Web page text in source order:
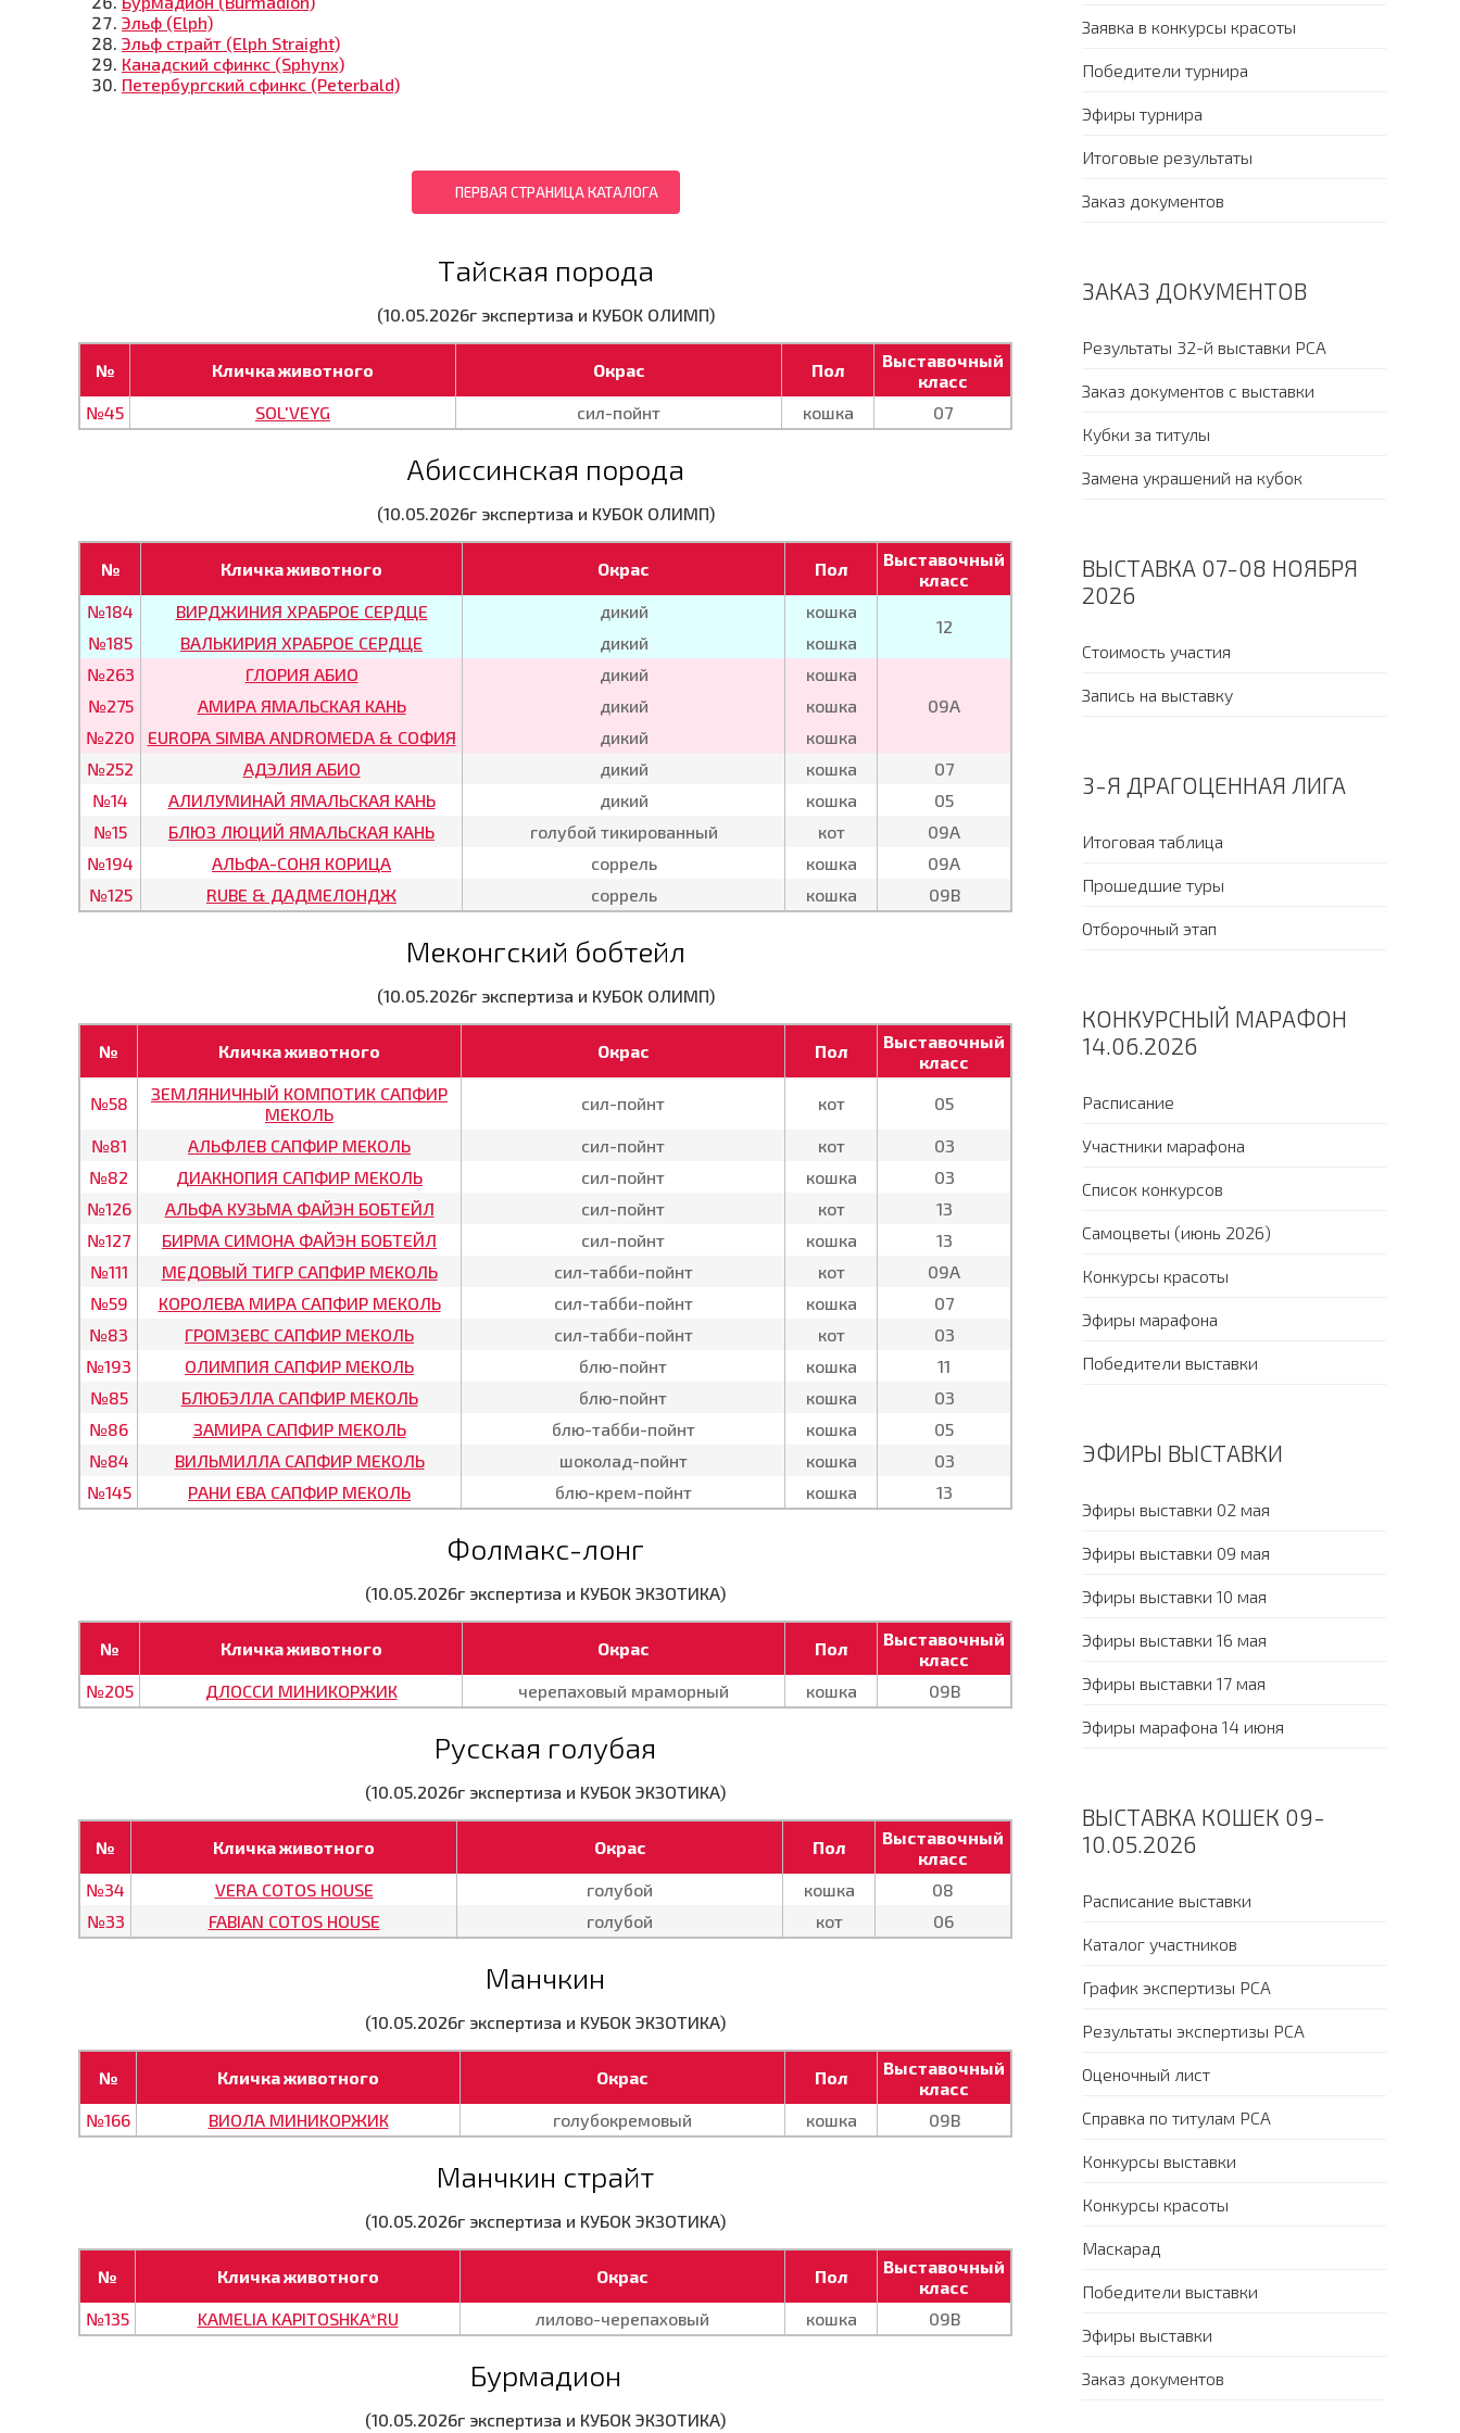
Эльф (Elph)
Эльф страйт (Elph Straight)
Канадский сфинкс (Sphynx)
Петербургский сфинкс (Peterbald)
ПЕРВАЯ СТРАНИЦА КАТАЛОГА
Тайская порода
(10.05.2026г экспертиза и КУБОК ОЛИМП)
№ Кличка животного Окрас Пол
Выставочный
класс
№45
SOL'VEYG сил-пойнт кошка 07
Абиссинская порода
(10.05.2026г экспертиза и КУБОК ОЛИМП)
№ Кличка животного Окрас Пол
Выставочный
класс
№184
ВИРДЖИНИЯ ХРАБРОЕ СЕРДЦЕ дикий кошка
12
№185 ВАЛЬКИРИЯ ХРАБРОЕ СЕРДЦЕ дикий
кошка
№263
ГЛОРИЯ АБИО дикий
кошка
09А
№275 АМИРА ЯМАЛЬСКАЯ КАНЬ дикий
кошка
№220
EUROPA SIMBA ANDROMEDA & СОФИЯ дикий
кошка
№252
АДЭЛИЯ АБИО дикий кошка
07
№14
АЛИЛУМИНАЙ ЯМАЛЬСКАЯ КАНЬ дикий кошка
05
№15
БЛЮЗ ЛЮЦИЙ ЯМАЛЬСКАЯ КАНЬ голубой тикированный кот
09А
№194
АЛЬФА-СОНЯ КОРИЦА соррель кошка
09А
№125
RUBE & ДАДМЕЛОНДЖ соррель кошка 09В
Меконгский бобтейл
(10.05.2026г экспертиза и КУБОК ОЛИМП)
№ Кличка животного Окрас Пол
Выставочный
класс
№58
ЗЕМЛЯНИЧНЫЙ КОМПОТИК САПФИР
МЕКОЛЬ
сил-пойнт кот 05
№81 АЛЬФЛЕВ САПФИР МЕКОЛЬ сил-пойнт кот
03
№82
ДИАКНОПИЯ САПФИР МЕКОЛЬ сил-пойнт кошка
03
№126
АЛЬФА КУЗЬМА ФАЙЭН БОБТЕЙЛ сил-пойнт кот
13
№127
БИРМА СИМОНА ФАЙЭН БОБТЕЙЛ сил-пойнт кошка
13
№111
МЕДОВЫЙ ТИГР САПФИР МЕКОЛЬ сил-табби-пойнт кот
09А
№59
КОРОЛЕВА МИРА САПФИР МЕКОЛЬ сил-табби-пойнт кошка
07
№83
ГРОМЗЕВС САПФИР МЕКОЛЬ сил-табби-пойнт кот
03
№193
ОЛИМПИЯ САПФИР МЕКОЛЬ блю-пойнт кошка
11
№85
БЛЮБЭЛЛА САПФИР МЕКОЛЬ блю-пойнт кошка
03
№86
ЗАМИРА САПФИР МЕКОЛЬ блю-табби-пойнт кошка
05
№84
ВИЛЬМИЛЛА САПФИР МЕКОЛЬ шоколад-пойнт кошка
03
№145
РАНИ ЕВА САПФИР МЕКОЛЬ блю-крем-пойнт кошка 13
Фолмакс-лонг
(10.05.2026г экспертиза и КУБОК ЭКЗОТИКА)
№ Кличка животного Окрас Пол
Выставочный
класс
№205
ДЛОССИ МИНИКОРЖИК черепаховый мраморный кошка 09В
Русская голубая
(10.05.2026г экспертиза и КУБОК ЭКЗОТИКА)
№ Кличка животного Окрас Пол
Выставочный
класс
№34
VERA COTOS HOUSE голубой кошка
08
№33
FABIAN COTOS HOUSE голубой кот 06
Манчкин
(10.05.2026г экспертиза и КУБОК ЭКЗОТИКА)
№ Кличка животного Окрас Пол
Выставочный
класс
№166
ВИОЛА МИНИКОРЖИК голубокремовый кошка 09В
Манчкин страйт
(10.05.2026г экспертиза и КУБОК ЭКЗОТИКА)
№ Кличка животного Окрас Пол
Выставочный
класс
№135
KAMELIA KAPITOSHKA*RU лилово-черепаховый кошка 09В
Бурмадион
(10.05.2026г экспертиза и КУБОК ЭКЗОТИКА)
Заявка в конкурсы красоты
Победители турнира
Эфиры турнира
Итоговые результаты
Заказ документов
ЗАКАЗ ДОКУМЕНТОВ
Результаты 32-й выставки PCA
Заказ документов с выставки
Кубки за титулы
Замена украшений на кубок
ВЫСТАВКА 07-08 НОЯБРЯ
2026
Стоимость участия
Запись на выставку
3-Я ДРАГОЦЕННАЯ ЛИГА
Итоговая таблица
Прошедшие туры
Отборочный этап
КОНКУРСНЫЙ МАРАФОН
14.06.2026
Расписание
Участники марафона
Список конкурсов
Самоцветы (июнь 2026)
Конкурсы красоты
Эфиры марафона
Победители выставки
ЭФИРЫ ВЫСТАВКИ
Эфиры выставки 02 мая
Эфиры выставки 09 мая
Эфиры выставки 10 мая
Эфиры выставки 16 мая
Эфиры выставки 17 мая
Эфиры марафона 14 июня
ВЫСТАВКА КОШЕК 09-
10.05.2026
Расписание выставки
Каталог участников
График экспертизы PCA
Результаты экспертизы PCA
Оценочный лист
Справка по титулам PCA
Конкурсы выставки
Конкурсы красоты
Маскарад
Победители выставки
Эфиры выставки
Заказ документов